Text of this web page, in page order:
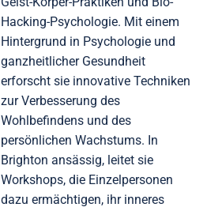
Hacking-Psychologie. Mit einem
Hintergrund in Psychologie und
ganzheitlicher Gesundheit
erforscht sie innovative Techniken
zur Verbesserung des
Wohlbefindens und des
persönlichen Wachstums. In
Brighton ansässig, leitet sie
Workshops, die Einzelpersonen
dazu ermächtigen, ihr inneres